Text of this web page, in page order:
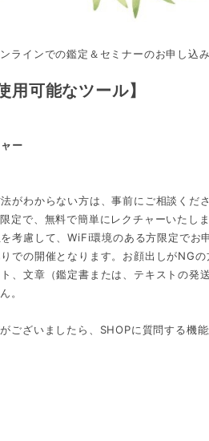
ラインでの鑑定＆セミナーのお申し込
用可能なツール】
ー
がわからない方は、事前にご相談くださ
定で、無料で簡単にレクチャーいたしま
考慮して、WiFi環境のある方限定でお
での開催となります。お顔出しがNGの
、文章（鑑定書または、テキストの発
。
ございましたら、SHOPに質問する機